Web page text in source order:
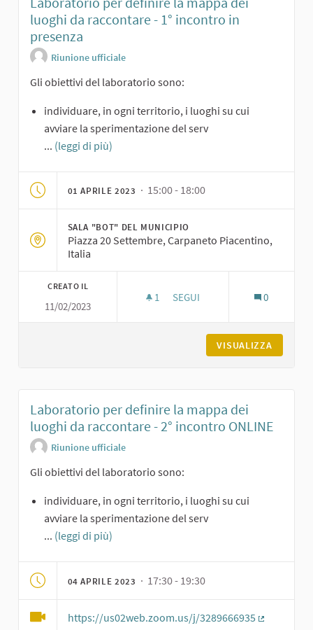
luoghi da raccontare - 1° incontro in
presenza
Riunione ufficiale
Gli obiettivi del laboratorio sono:
individuare, in ogni territorio, i luoghi su cui
avviare la sperimentazione del serv
... (leggi di più)
01 APRILE 2023 · 15:00 - 18:00
SALA "BOT" DEL MUNICIPIO
Piazza 20 Settembre, Carpaneto Piacentino,
Italia
CREATO IL
11/02/2023
1 1 SOSTENITORI
SEGUI 0
VISUALIZZA
Laboratorio per definire la mappa dei
luoghi da raccontare - 2° incontro ONLINE
Riunione ufficiale
Gli obiettivi del laboratorio sono:
individuare, in ogni territorio, i luoghi su cui
avviare la sperimentazione del serv
... (leggi di più)
04 APRILE 2023 · 17:30 - 19:30
https://us02web.zoom.us/j/3289666935